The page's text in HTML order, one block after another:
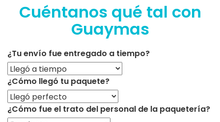
Cuéntanos qué tal con
Guaymas
¿Tu envío fue entregado a tiempo?
¿Cómo llegó tu paquete?
¿Cómo fue el trato del personal de la paquetería?